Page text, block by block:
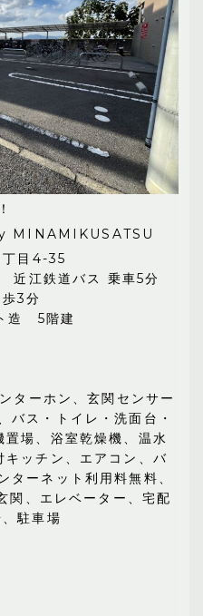
MINAMIKUSATSU
目4-35
江鉄道バス 乗車5分
3分
造 5階建
ターホン、玄関センサー
バス・トイレ・洗面台・
場、浴室乾燥機、温水
ッチン、エアコン、バ
ターネット利用料無料、
、エレベーター、宅配
駐車場